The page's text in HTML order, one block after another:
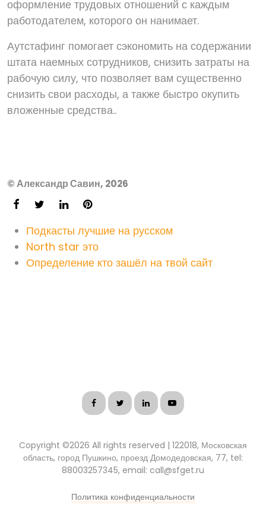
оформление трудовых отношений с каждым
работодателем, которого он нанимает.
Аутстафинг помогает сэкономить на содержании
штата наемных сотрудников, снизить затраты на
рабочую силу, что позволяет вам существенно
снизить свои расходы, а также быстро окупить
вложенные средства..
© Александр Савин, 2026
Подкасты лучшие на русском
North star это
Определение кто зашёл на твой сайт
Copyright ©2026 All rights reserved | 122018, Московская
область, город Пушкино, проезд Домодедовская, 77, tel:
88003257345, email: call@sfget.ru
Политика конфиденциальности